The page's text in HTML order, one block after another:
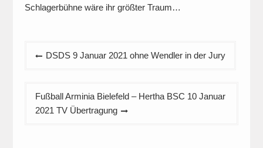
Schlagerbühne wäre ihr größter Traum…
Beitragsnavigation
DSDS 9 Januar 2021 ohne Wendler in der Jury
Fußball Arminia Bielefeld – Hertha BSC 10 Januar
2021 TV Übertragung